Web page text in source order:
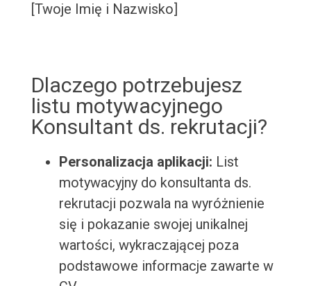
[Twoje Imię i Nazwisko]
Dlaczego potrzebujesz
listu motywacyjnego
Konsultant ds. rekrutacji?
Personalizacja aplikacji: List
motywacyjny do konsultanta ds.
rekrutacji pozwala na wyróżnienie
się i pokazanie swojej unikalnej
wartości, wykraczającej poza
podstawowe informacje zawarte w